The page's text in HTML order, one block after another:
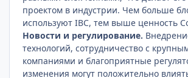
проектом в индустрии. Чем больше
используют IBC, тем выше ценность
Новости и регулирование.
технологий, сотрудничество с
компаниями и благоприятные
изменения могут положительно